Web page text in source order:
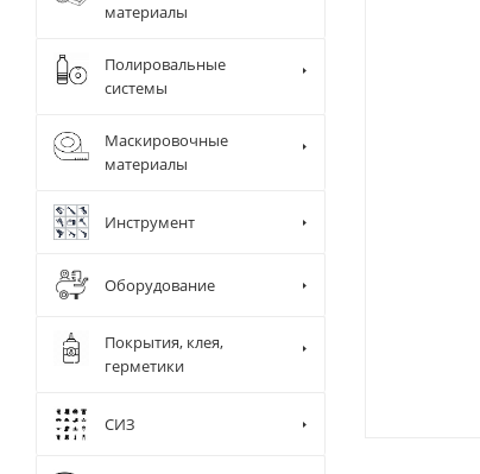
материалы
Полировальные
системы
Маскировочные
материалы
Инструмент
Оборудование
Покрытия, клея,
герметики
СИЗ